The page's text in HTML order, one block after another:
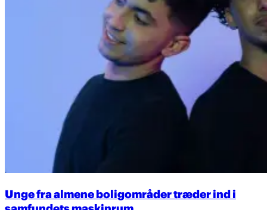
Unge fra almene boligområder træder ind i